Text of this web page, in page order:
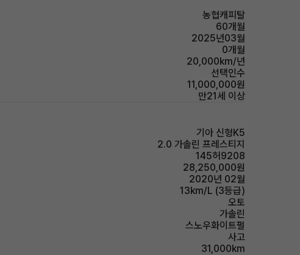
농협캐피탈
60개월
2025년03월
0개월
20,000km/년
선택인수
11,000,000원
만21세 이상
기아 신형K5
2.0 가솔린 프레스티지
145허9208
28,250,000원
2020년 02월
13km/L (3등급)
오토
가솔린
스노우화이트펄
사고
31,000km